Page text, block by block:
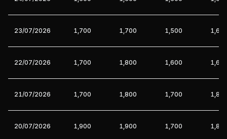
23/07/2026 1,700 1,700 1,500
22/07/2026 1,700 1,800 1,600
21/07/2026 1,700 1,800 1,700
20/07/2026 1,900 1,900 1,700